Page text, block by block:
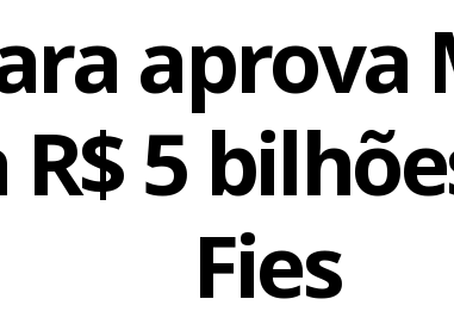
aprova
5
Fies